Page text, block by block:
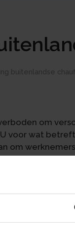
buitenlandse
om
voor wat
om
werknemers
op
rechten die